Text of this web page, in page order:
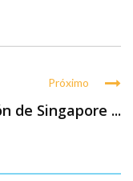
Próximo
de Singapore ...